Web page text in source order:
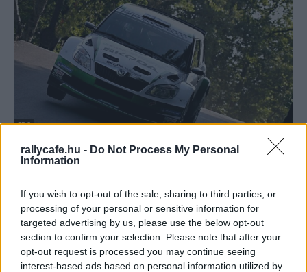
rallycafe.hu - Do Not Process My Personal
Information
If you wish to opt-out of the sale, sharing to third parties, or
processing of your personal or sensitive information for
targeted advertising by us, please use the below opt-out
section to confirm your selection. Please note that after your
opt-out request is processed you may continue seeing
interest-based ads based on personal information utilized by
ERC
A versenyző, aki három nagy bajnokságot is
megnyert, de csak S2000-es autóval tudott
Hund Gábor 2023. július 19.